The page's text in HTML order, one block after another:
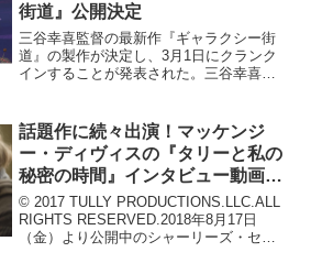
街道』公開決定
三谷幸喜監督の最新作『ギャラクシー街
道』の製作が決定し、3月1日にクランク
インすることが発表された。三谷幸喜作
人という、スペースロマンティックコメ
ディとなっている。...
話題作に続々出演！マッケンジ
ー・ディヴィスの『タリーと私の
秘密の時間』インタビュー動画が
到着
© 2017 TULLY PRODUCTIONS.LLC.ALL
RIGHTS RESERVED.2018年8月17日
（金）より公開中のシャーリーズ・セロ